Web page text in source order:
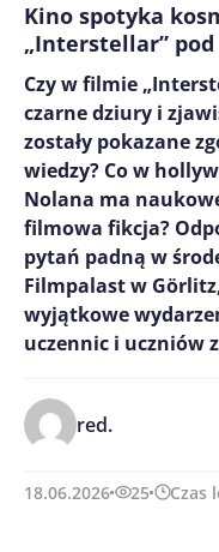
Kino spotyka
„Interstellar”
Czy w filmie
czarne dziury i
zostały pokazane
wiedzy? Co w
Nolana ma
filmowa fikcja?
pytań padną w
Filmpalast w
wyjątkowe
uczennic i uczniów
red.
18.06.2026 25 Czas